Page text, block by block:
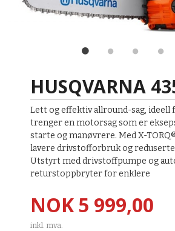
HUSQVARNA
Lett og effektiv allround-sag, ideell
trenger en motorsag som er
starte og manøvrere. Med X-
lavere drivstofforbruk og
Utstyrt med drivstoffpumpe og
returstoppbryter for enklere
Pris
NOK 5 999,00
inkl. mva.